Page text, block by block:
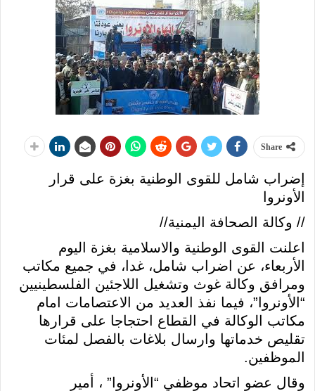
Share
إضراب شامل للقوى الوطنية بغزة على قرار
الأونروا
// وكالة الصحافة اليمنية//
اعلنت القوى الوطنية والاسلامية بغزة اليوم
الأربعاء، عن اضراب شامل، غدا، في جميع مكاتب
ومرافق وكالة غوث وتشغيل اللاجئين الفلسطينيين
“الأونروا”، فيما نفذ العديد من الاعتصامات امام
مكاتب الوكالة في القطاع احتجاجا على قرارها
تقليص خدماتها وارسال بلاغات بالفصل لمئات
الموظفين.
وقال عضو اتحاد موظفي “الأونروا” ، أمير